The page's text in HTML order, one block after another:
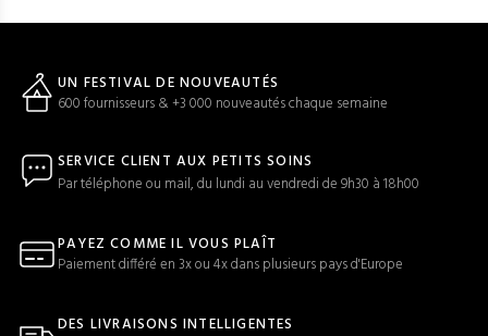
UN FESTIVAL DE NOUVEAUTÉS
600 fournisseurs & +3 000 nouveautés chaque semaine
SERVICE CLIENT AUX PETITS SOINS
Par téléphone ou mail, du lundi au vendredi de 9h30 à 18h00
PAYEZ COMME IL VOUS PLAÎT
Paiement différé en 3x ou 4x dans plusieurs pays d'Europe
DES LIVRAISONS INTELLIGENTES